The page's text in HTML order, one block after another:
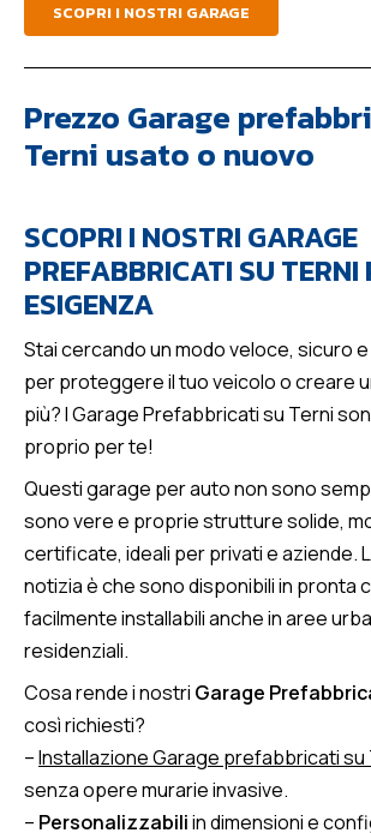
SCOPRI I NOSTRI GARAGE
Prezzo Garage
Terni usato o nuovo
SCOPRI I NOSTRI GARAGE
PREFABBRICATI SU TERNI
ESIGENZA
Stai cercando un modo veloce, sicuro
per proteggere il tuo veicolo o creare
più? I Garage Prefabbricati su Terni
proprio per te!
Questi garage per auto non sono
sono vere e proprie strutture solide,
certificate, ideali per privati e aziende.
notizia è che sono disponibili in pronta
facilmente installabili anche in aree
residenziali.
Cosa rende i nostri Garage
così richiesti?
–Installazione Garage prefabbricati su
senza opere murarie invasive.
– Personalizzabiliin dimensioni e